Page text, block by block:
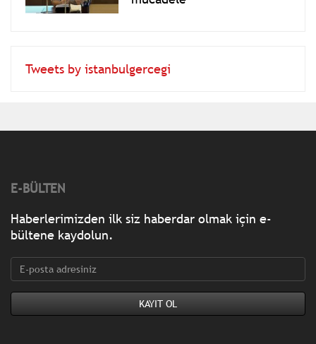
Tweets by istanbulgercegi
E-BÜLTEN
Haberlerimizden ilk siz haberdar olmak için e-
bültene kaydolun.